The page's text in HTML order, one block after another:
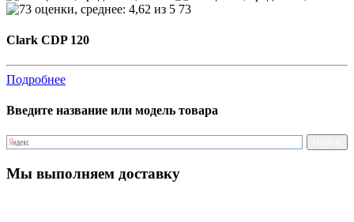
73
Clark CDP 120
Подробнее
Введите название или модель товара
Мы выполняем доставку